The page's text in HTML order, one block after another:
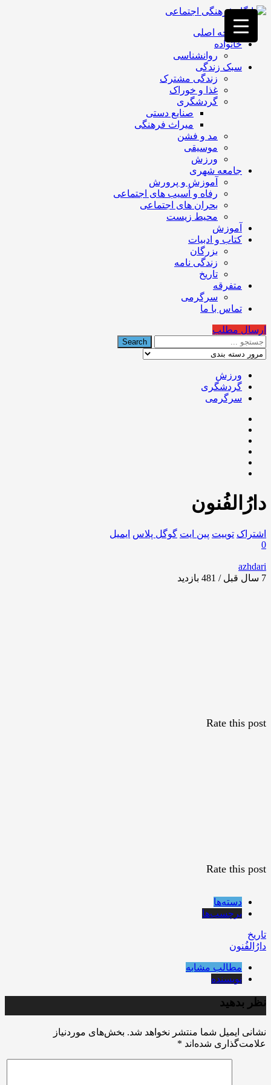
فصد
خون
غرب
تهران
خشکشویی
تصفیه
تهران
صفحه اصلی
خانواده
روانشناسی
سبک زندگی
زندگی مشترک
غذا و خوراک
گردشگری
صنایع دستی
میراث فرهنگی
مد و فشن
موسیقی
ورزش
جامعه شهری
آموزش و پرورش
رفاه و آسیب های اجتماعی
بحران های اجتماعی
محیط زیست
آموزش
کتاب و ادبیات
بزرگان
زندگی نامه
تاریخ
متفرقه
سرگرمی
تماس با ما
ارسال مطلب
ورزش
گردشگری
سرگرمی
دارُالفُنون
اشتراک توییت پین ایت گوگل‌ پلاس ایمیل
0
azhdari
7 سال قبل / 481
بازدید
Rate this post
Rate this post
دسته‌ها
برچسب‌ها
تاریخ
دارُالفُنون
مطالب مشابه
نویسنده
نظر بدهید
نشانی ایمیل شما منتشر نخواهد شد. بخش‌های موردنیاز
علامت‌گذاری شده‌اند *